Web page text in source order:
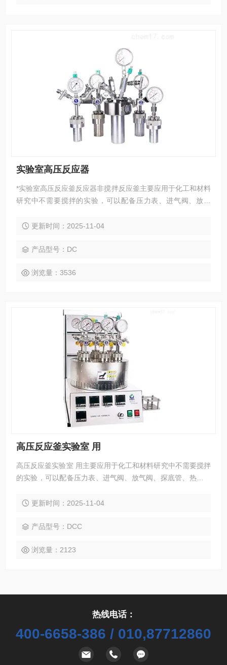
实验室高压反应器
*实验室高压反应釜反应器非搅拌反应釜主要应用于化工和材料
研究中不需要搅拌的实验，可以配备压力表、进气阀、放气
更新时间：2025-11-04
产品型号：DC
浏览量：3536
高压反应釜实验室 用
高压反应釜实验室 用主要应用于化工和材料研究中不需要搅拌
的实验，可以配备压力表、进气阀、放气阀、探底管、热电偶
结构。与传统机构相比，每次试验需要打开釜时，只需将螺丝
上紧过程也同样简单省力。且每个抱环螺栓压力作用于下部的
更新时间：2025-11-04
产品型号：DCC
浏览量：2123
热线电话：
400-6658-386 / 010,87712860